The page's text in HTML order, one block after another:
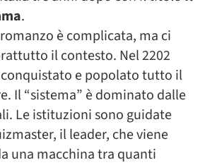
.
è complicata, ma ci
il contesto. Nel 2202
conquistato e popolato tutto il
Il “sistema” è dominato dalle
Le istituzioni sono guidate
il leader, che viene
una macchina tra quanti